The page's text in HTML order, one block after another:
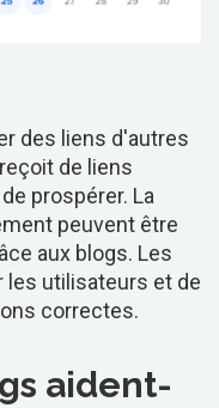
des liens d'autres
de liens
prospérer. La
peuvent être
aux blogs. Les
les utilisateurs et de
correctes.
aident-